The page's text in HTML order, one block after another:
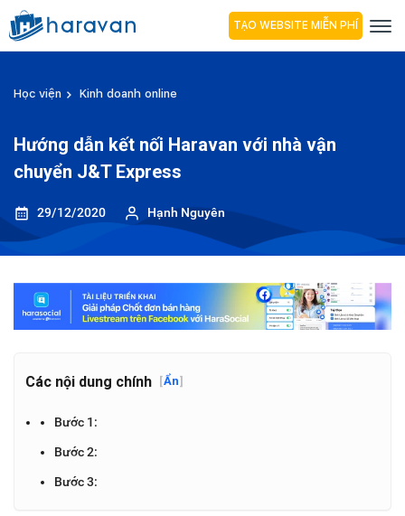
TẠO WEBSITE MIỄN PHÍ
Học viện Kinh doanh online
Hướng dẫn kết nối Haravan với nhà vận
chuyển J&T Express
29/12/2020 Hạnh Nguyên
Các nội dung chính [Ẩn]
Bước 1:
Bước 2:
Bước 3: